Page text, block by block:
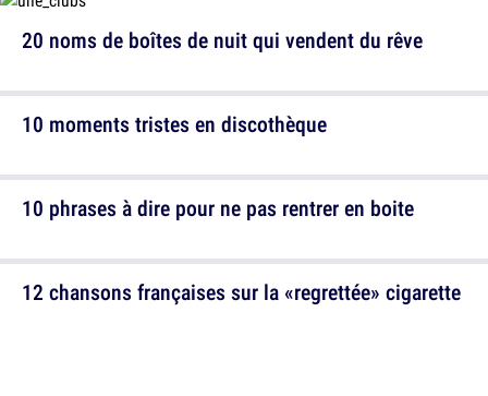
20 noms de boîtes de nuit qui vendent du rêve
10 phrases à dire pour ne pas rentrer en boite
10 moments tristes en discothèque
12 chansons françaises sur la «regrettée» cigarette